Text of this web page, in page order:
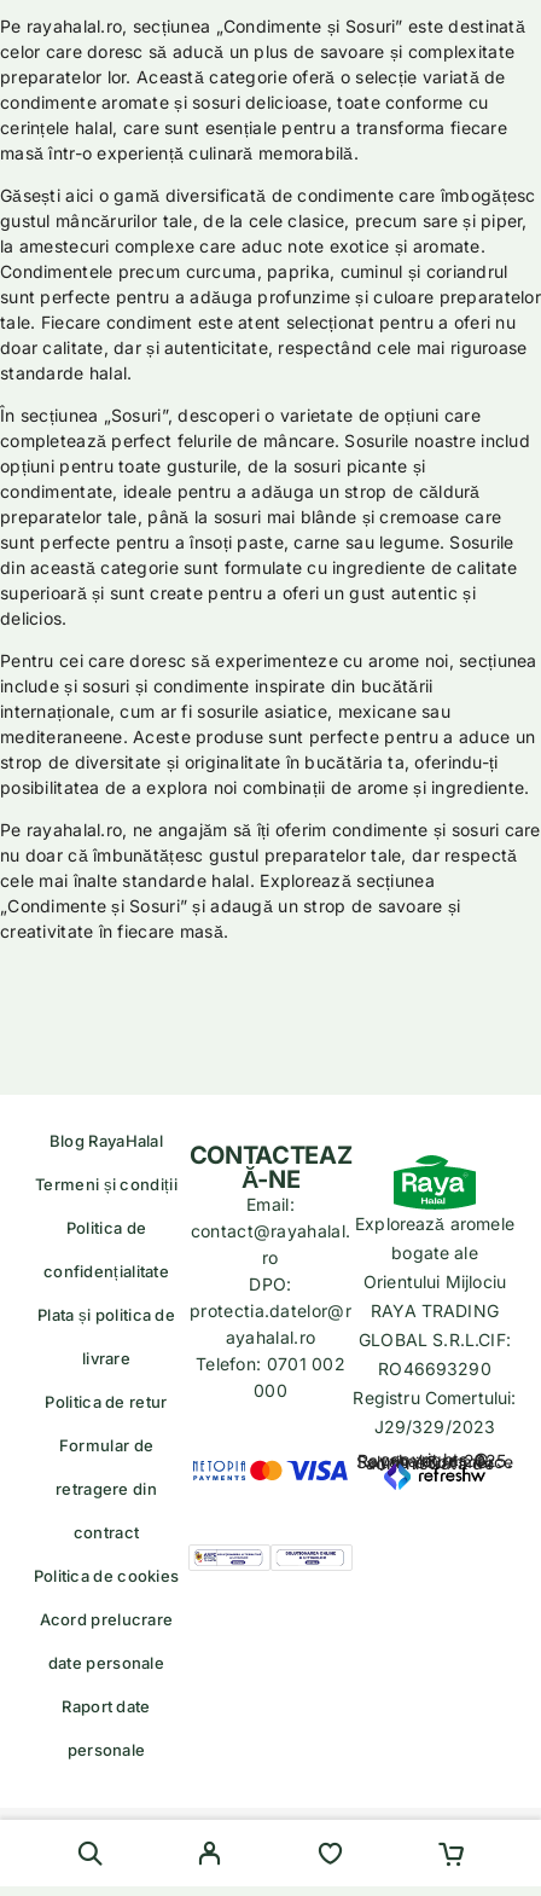
Pe rayahalal.ro, secțiunea „Condimente și Sosuri” este destinată
celor care doresc să aducă un plus de savoare și complexitate
preparatelor lor. Această categorie oferă o selecție variată de
condimente aromate și sosuri delicioase, toate conforme cu
cerințele halal, care sunt esențiale pentru a transforma fiecare
masă într-o experiență culinară memorabilă.
Găsești aici o gamă diversificată de condimente care îmbogățesc
gustul mâncărurilor tale, de la cele clasice, precum sare și piper,
la amestecuri complexe care aduc note exotice și aromate.
Condimentele precum curcuma, paprika, cuminul și coriandrul
sunt perfecte pentru a adăuga profunzime și culoare preparatelor
tale. Fiecare condiment este atent selecționat pentru a oferi nu
doar calitate, dar și autenticitate, respectând cele mai riguroase
standarde halal.
În secțiunea „Sosuri”, descoperi o varietate de opțiuni care
completează perfect felurile de mâncare. Sosurile noastre includ
opțiuni pentru toate gusturile, de la sosuri picante și
condimentate, ideale pentru a adăuga un strop de căldură
preparatelor tale, până la sosuri mai blânde și cremoase care
sunt perfecte pentru a însoți paste, carne sau legume. Sosurile
din această categorie sunt formulate cu ingrediente de calitate
superioară și sunt create pentru a oferi un gust autentic și
delicios.
Pentru cei care doresc să experimenteze cu arome noi, secțiunea
include și sosuri și condimente inspirate din bucătării
internaționale, cum ar fi sosurile asiatice, mexicane sau
mediteraneene. Aceste produse sunt perfecte pentru a aduce un
strop de diversitate și originalitate în bucătăria ta, oferindu-ți
posibilitatea de a explora noi combinații de arome și ingrediente.
Pe rayahalal.ro, ne angajăm să îți oferim condimente și sosuri care
nu doar că îmbunătățesc gustul preparatelor tale, dar respectă
cele mai înalte standarde halal. Explorează secțiunea
„Condimente și Sosuri” și adaugă un strop de savoare și
creativitate în fiecare masă.
Blog RayaHalal
Termeni și condiții
Politica de
confidențialitate
Plata și politica de
livrare
Politica de retur
Formular de
retragere din
contract
Politica de cookies
Acord prelucrare
date personale
Raport date
personale
Explorează aromele
bogate ale
Orientului Mijlociu
RAYA TRADING
GLOBAL S.R.L.CIF:
RO46693290
Registru Comertului:
J29/329/2023
copyrights © Rayahalal.ro 2025. Soluție eCommerce administrată de
CONTACTEAZ
Ă-NE
Email:
contact@rayahalal.
ro
DPO:
protectia.datelor@r
ayahalal.ro
Telefon: 0701 002
000